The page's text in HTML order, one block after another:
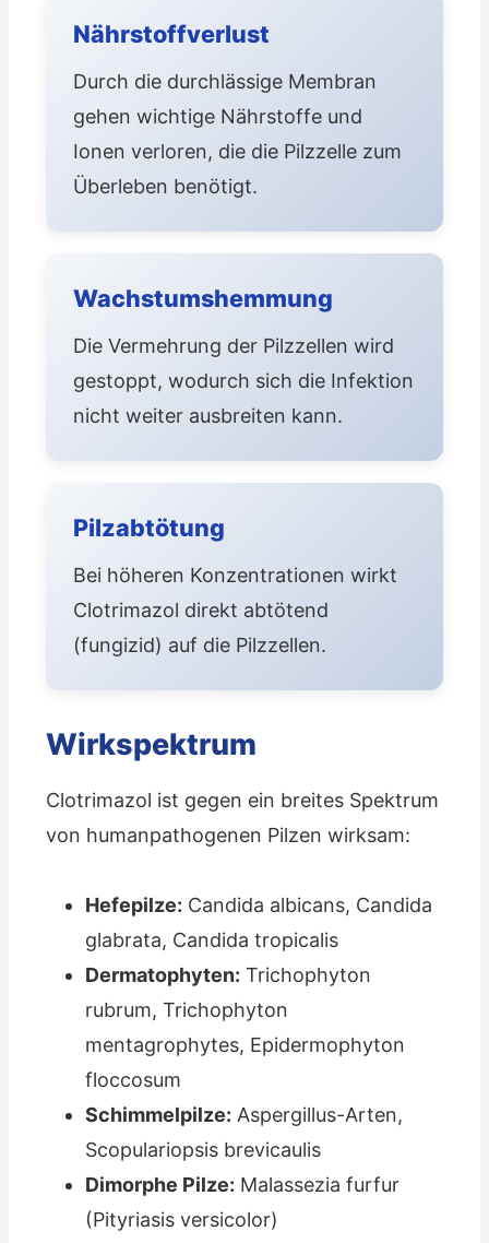
Nährstoffverlust
Durch die durchlässige Membran
gehen wichtige Nährstoffe und
Ionen verloren, die die Pilzzelle zum
Überleben benötigt.
Wachstumshemmung
Die Vermehrung der Pilzzellen wird
gestoppt, wodurch sich die Infektion
nicht weiter ausbreiten kann.
Pilzabtötung
Bei höheren Konzentrationen wirkt
Clotrimazol direkt abtötend
(fungizid) auf die Pilzzellen.
Wirkspektrum
Clotrimazol ist gegen ein breites Spektrum
von humanpathogenen Pilzen wirksam:
Hefepilze: Candida albicans, Candida
glabrata, Candida tropicalis
Dermatophyten: Trichophyton
rubrum, Trichophyton
mentagrophytes, Epidermophyton
floccosum
Schimmelpilze: Aspergillus-Arten,
Scopulariopsis brevicaulis
Dimorphe Pilze: Malassezia furfur
(Pityriasis versicolor)